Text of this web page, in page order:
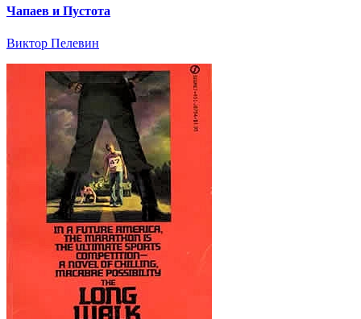
Чапаев и Пустота
Виктор Пелевин